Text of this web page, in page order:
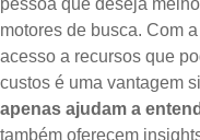
motores de busca. Com
acesso a recursos que
custos é uma vantagem
apenas ajudam a
também oferecem